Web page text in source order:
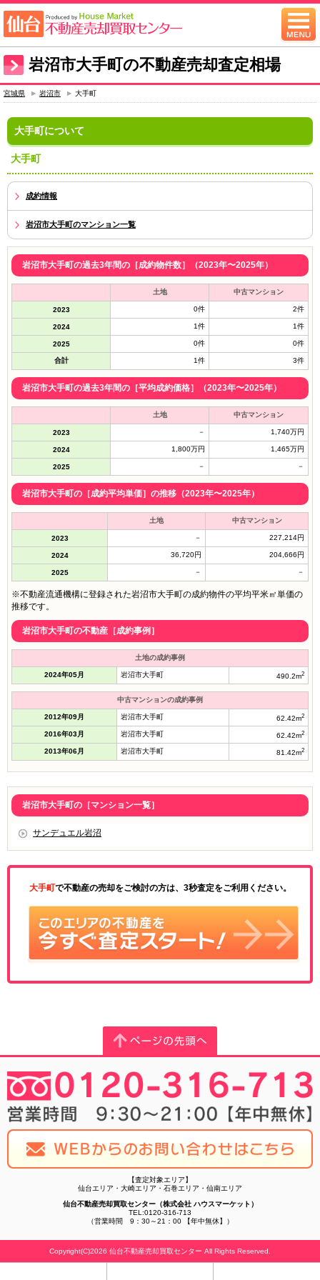
岩沼市大手町の不動産売却査定相場
宮城県 岩沼市 大手町
大手町について
大手町
成約情報
岩沼市大手町のマンション一覧
岩沼市大手町の過去3年間の［成約物件数］（2023年〜2025年）
土地 中古マンション
2023 0件 2件
2024 1件 1件
2025 0件 0件
合計 1件 3件
岩沼市大手町の過去3年間の［平均成約価格］（2023年〜2025年）
土地 中古マンション
2023 － 1,740万円
2024 1,800万円 1,465万円
2025 － －
岩沼市大手町の［成約平均単価］の推移（2023年〜2025年）
土地 中古マンション
2023 － 227,214円
2024 36,720円 204,666円
2025 － －
※不動産流通機構に登録された岩沼市大手町の成約物件の平均平米㎡単価の
推移です。
岩沼市大手町の不動産［成約事例］
土地の成約事例
2024年05月 岩沼市大手町 490.2m2
中古マンションの成約事例
2012年09月 岩沼市大手町 62.42m2
2016年03月 岩沼市大手町 62.42m2
2013年06月 岩沼市大手町 81.42m2
岩沼市大手町の［マンション一覧］
サンデュエル岩沼
大手町で不動産の売却をご検討の方は、3秒査定をご利用ください。
【査定対象エリア】
仙台エリア・大崎エリア・石巻エリア・仙南エリア
仙台不動産売却買取センター（株式会社 ハウスマーケット）
TEL:0120-316-713
（営業時間 9：30～21：00 【年中無休】）
Copyright(C)2026 仙台不動産売却買取センター All Rights Reserved.